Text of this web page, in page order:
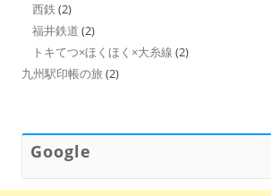
西鉄 (2)
福井鉄道 (2)
トキてつ×ほくほく×大糸線 (2)
九州駅印帳の旅 (2)
Google